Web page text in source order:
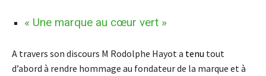
« Une marque au cœur vert »
A travers son discours M Rodolphe Hayot a tenu tout
d’abord à rendre hommage au fondateur de la marque et à